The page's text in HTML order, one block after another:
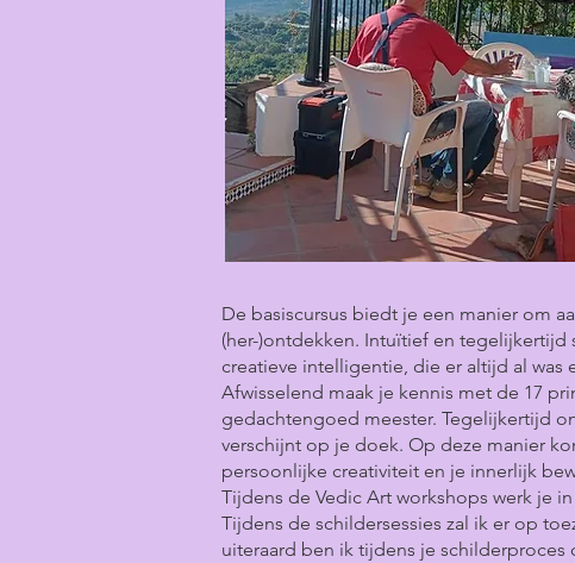
De basiscursus biedt je een manier om
(her-)ontdekken. Intuïtief en
creatieve intelligentie, die er altijd al was
Afwisselend maak je kennis met de 17
gedachtengoed meester. Tegelijkertijd
verschijnt op je doek. Op deze manier
persoonlijke creativiteit en je innerlijk
Tijdens de Vedic Art workshops werk je
Tijdens de schildersessies zal ik er op
uiteraard ben ik tijdens je schilderproces